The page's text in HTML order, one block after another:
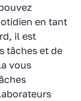
en tant
il est
tâches et de
vous